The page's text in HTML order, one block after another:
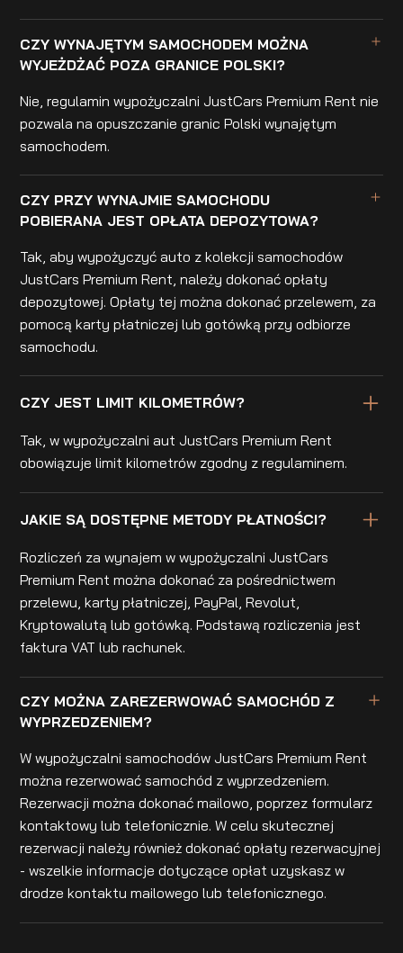
CZY WYNAJĘTYM SAMOCHODEM MOŻNA
WYJEŻDŻAĆ POZA GRANICE POLSKI?
Nie, regulamin wypożyczalni JustCars Premium Rent nie
pozwala na opuszczanie granic Polski wynajętym
samochodem.
CZY PRZY WYNAJMIE SAMOCHODU
POBIERANA JEST OPŁATA DEPOZYTOWA?
Tak, aby wypożyczyć auto z kolekcji samochodów
JustCars Premium Rent, należy dokonać opłaty
depozytowej. Opłaty tej można dokonać przelewem, za
pomocą karty płatniczej lub gotówką przy odbiorze
samochodu.
CZY JEST LIMIT KILOMETRÓW?
Tak, w wypożyczalni aut JustCars Premium Rent
obowiązuje limit kilometrów zgodny z regulaminem.
JAKIE SĄ DOSTĘPNE METODY PŁATNOŚCI?
Rozliczeń za wynajem w wypożyczalni JustCars
Premium Rent można dokonać za pośrednictwem
przelewu, karty płatniczej, PayPal, Revolut,
Kryptowalutą lub gotówką. Podstawą rozliczenia jest
faktura VAT lub rachunek.
CZY MOŻNA ZAREZERWOWAĆ SAMOCHÓD Z
WYPRZEDZENIEM?
W wypożyczalni samochodów JustCars Premium Rent
można rezerwować samochód z wyprzedzeniem.
Rezerwacji można dokonać mailowo, poprzez formularz
kontaktowy lub telefonicznie. W celu skutecznej
rezerwacji należy również dokonać opłaty rezerwacyjnej
- wszelkie informacje dotyczące opłat uzyskasz w
drodze kontaktu mailowego lub telefonicznego.